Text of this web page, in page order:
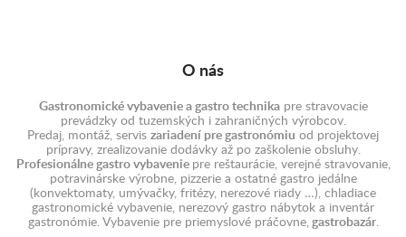
O nás
Gastronomické vybavenie a gastro technikapre stravovacie
prevádzky od tuzemských i zahraničných výrobcov.
Predaj, montáž, servis zariadení pre gastronómiu od projektovej
prípravy, zrealizovanie dodávky až po zaškolenie obsluhy.
Profesionálne gastro vybavenie pre reštaurácie, verejné stravovanie,
potravinárske výrobne, pizzerie a ostatné gastro jedálne
(konvektomaty, umývačky, fritézy, nerezové riady …), chladiace
gastronomické vybavenie, nerezový gastro nábytok a inventár
gastronómie. Vybavenie pre priemyslové práčovne,gastrobazár.